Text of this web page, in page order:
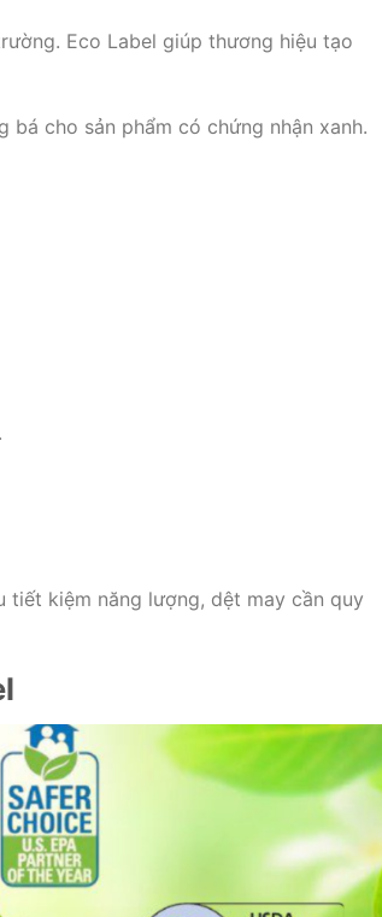
Eco Label giúp thương hiệu tạo
bá cho sản phẩm có chứng nhận xanh.
tiết kiệm năng lượng, dệt may cần quy